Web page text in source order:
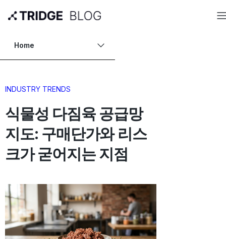
Home
INDUSTRY TRENDS
식물성 다짐육 공급망
지도: 구매단가와 리스
크가 굳어지는 지점